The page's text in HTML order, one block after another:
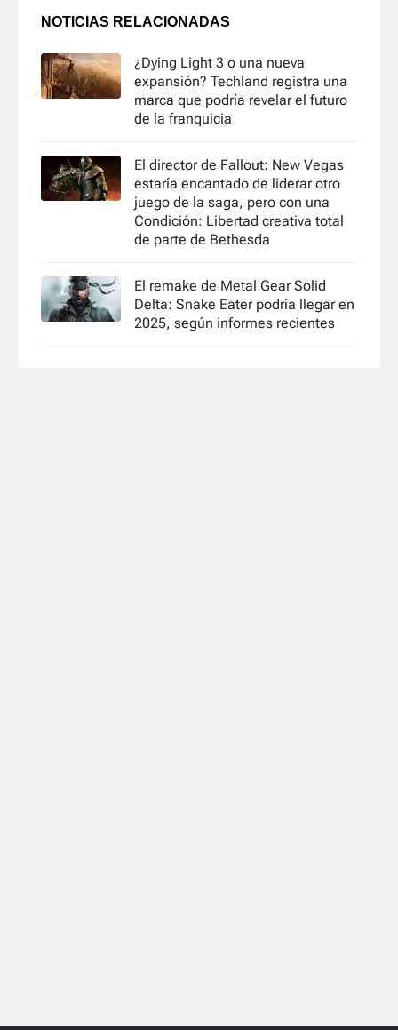
NOTICIAS RELACIONADAS
¿Dying Light 3 o una nueva
expansión? Techland registra una
marca que podría revelar el futuro
de la franquicia
El director de Fallout: New Vegas
estaría encantado de liderar otro
juego de la saga, pero con una
Condición: Libertad creativa total
de parte de Bethesda
El remake de Metal Gear Solid
Delta: Snake Eater podría llegar en
2025, según informes recientes